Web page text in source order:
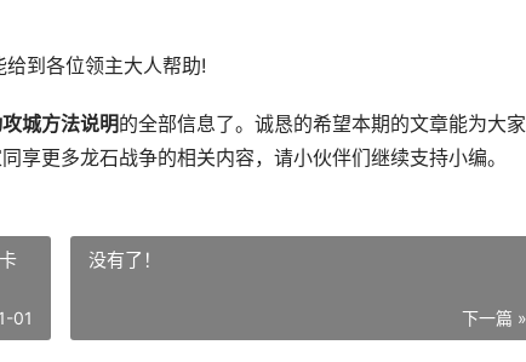
到各位领主大人帮助!
城方法说明的全部信息了。诚恳的希望本期的文章能为大
享更多龙石战争的相关内容，请小伙伴们继续支持小编。
01
没有了！
下一篇 »